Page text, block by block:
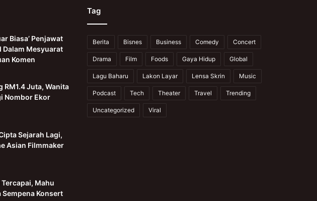
Biasa’ Penjawat
Dalam Mesyuarat
Komen
RM1.4 Juta, Wanita
Nombor Ekor
Sejarah Lagi,
Asian Filmmaker
Mahu
Konsert
Tag
Berita Bisnes Business Comedy Concert
Drama Film Foods Gaya Hidup Global
Lagu Baharu Lakon Layar Lensa Skrin Music
Podcast Tech Theater Travel Trending
Uncategorized Viral